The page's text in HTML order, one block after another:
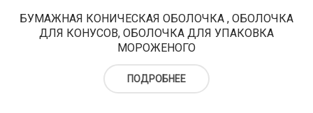
БУМАЖНАЯ КОНИЧЕСКАЯ ОБОЛОЧКА , ОБОЛОЧКА
ДЛЯ КОНУСОВ, ОБОЛОЧКА ДЛЯ УПАКОВКА
МОРОЖЕНОГО
ПОДРОБНЕЕ